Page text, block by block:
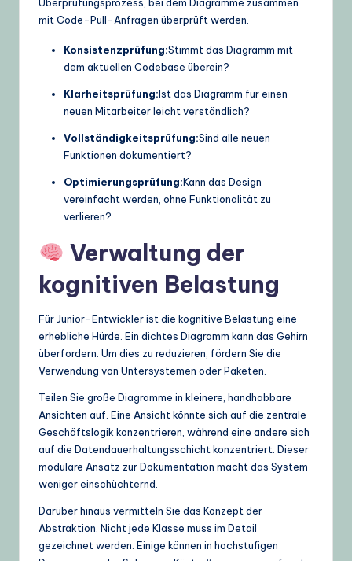
mit Code-Pull-Anfragen überprüft werden.
Konsistenzprüfung:Stimmt das Diagramm mit
dem aktuellen Codebase überein?
Klarheitsprüfung:Ist das Diagramm für einen
neuen Mitarbeiter leicht verständlich?
Vollständigkeitsprüfung:Sind alle neuen
Funktionen dokumentiert?
Optimierungsprüfung:Kann das Design
vereinfacht werden, ohne Funktionalität zu
verlieren?
Verwaltung der
kognitiven Belastung
Für Junior-Entwickler ist die kognitive Belastung eine
erhebliche Hürde. Ein dichtes Diagramm kann das Gehirn
überfordern. Um dies zu reduzieren, fördern Sie die
Verwendung von Untersystemen oder Paketen.
Teilen Sie große Diagramme in kleinere, handhabbare
Ansichten auf. Eine Ansicht könnte sich auf die zentrale
Geschäftslogik konzentrieren, während eine andere sich
auf die Datendauerhaltungsschicht konzentriert. Dieser
modulare Ansatz zur Dokumentation macht das System
weniger einschüchternd.
Darüber hinaus vermitteln Sie das Konzept der
Abstraktion. Nicht jede Klasse muss im Detail
gezeichnet werden. Einige können in hochstufigen